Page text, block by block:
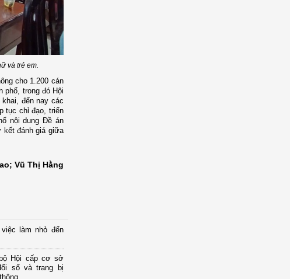
và trẻ em.
cho 1.200 cán
phố, trong đó Hội
khai, đến nay các
tục chỉ đạo, triển
nội dung Đề án
kết đánh giá giữa
Vũ Thị Hằng
làm nhỏ đến
Hội cấp cơ sở
số và trang bị